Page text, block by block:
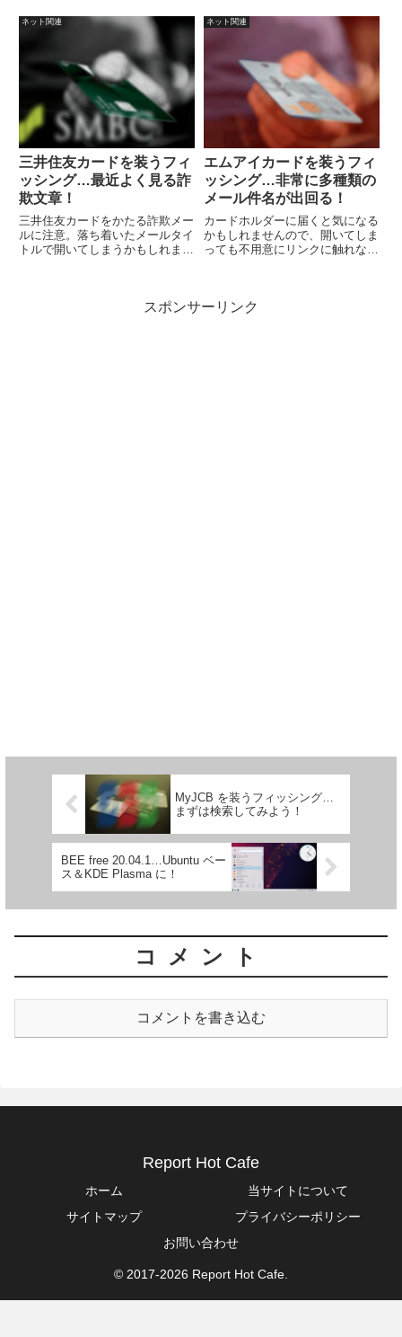
サイトにアクセスしてしまっては
でしょう。
ネット関連
三井住友カードを装うフィ
ッシング…最近よく見る詐
欺文章！
三井住友カードをかたる詐欺メー
ルに注意。落ち着いたメールタイ
トルで開いてしまうかもしれませ
ネット関連
エムアイカードを装うフィ
ッシング…非常に多種類の
メール件名が出回る！
カードホルダーに届くと気になる
かもしれませんので、開いてしま
っても不用意にリンクに触れない
スポンサーリンク
MyJCB を装うフィッシング…
まずは検索してみよう！
BEE free 20.04.1…Ubuntu ベー
ス＆KDE Plasma に！
コメント
コメントを書き込む
Report Hot Cafe
ホーム
当サイトについて
サイトマップ
プライバシーポリシー
お問い合わせ
© 2017-2026 Report Hot Cafe.